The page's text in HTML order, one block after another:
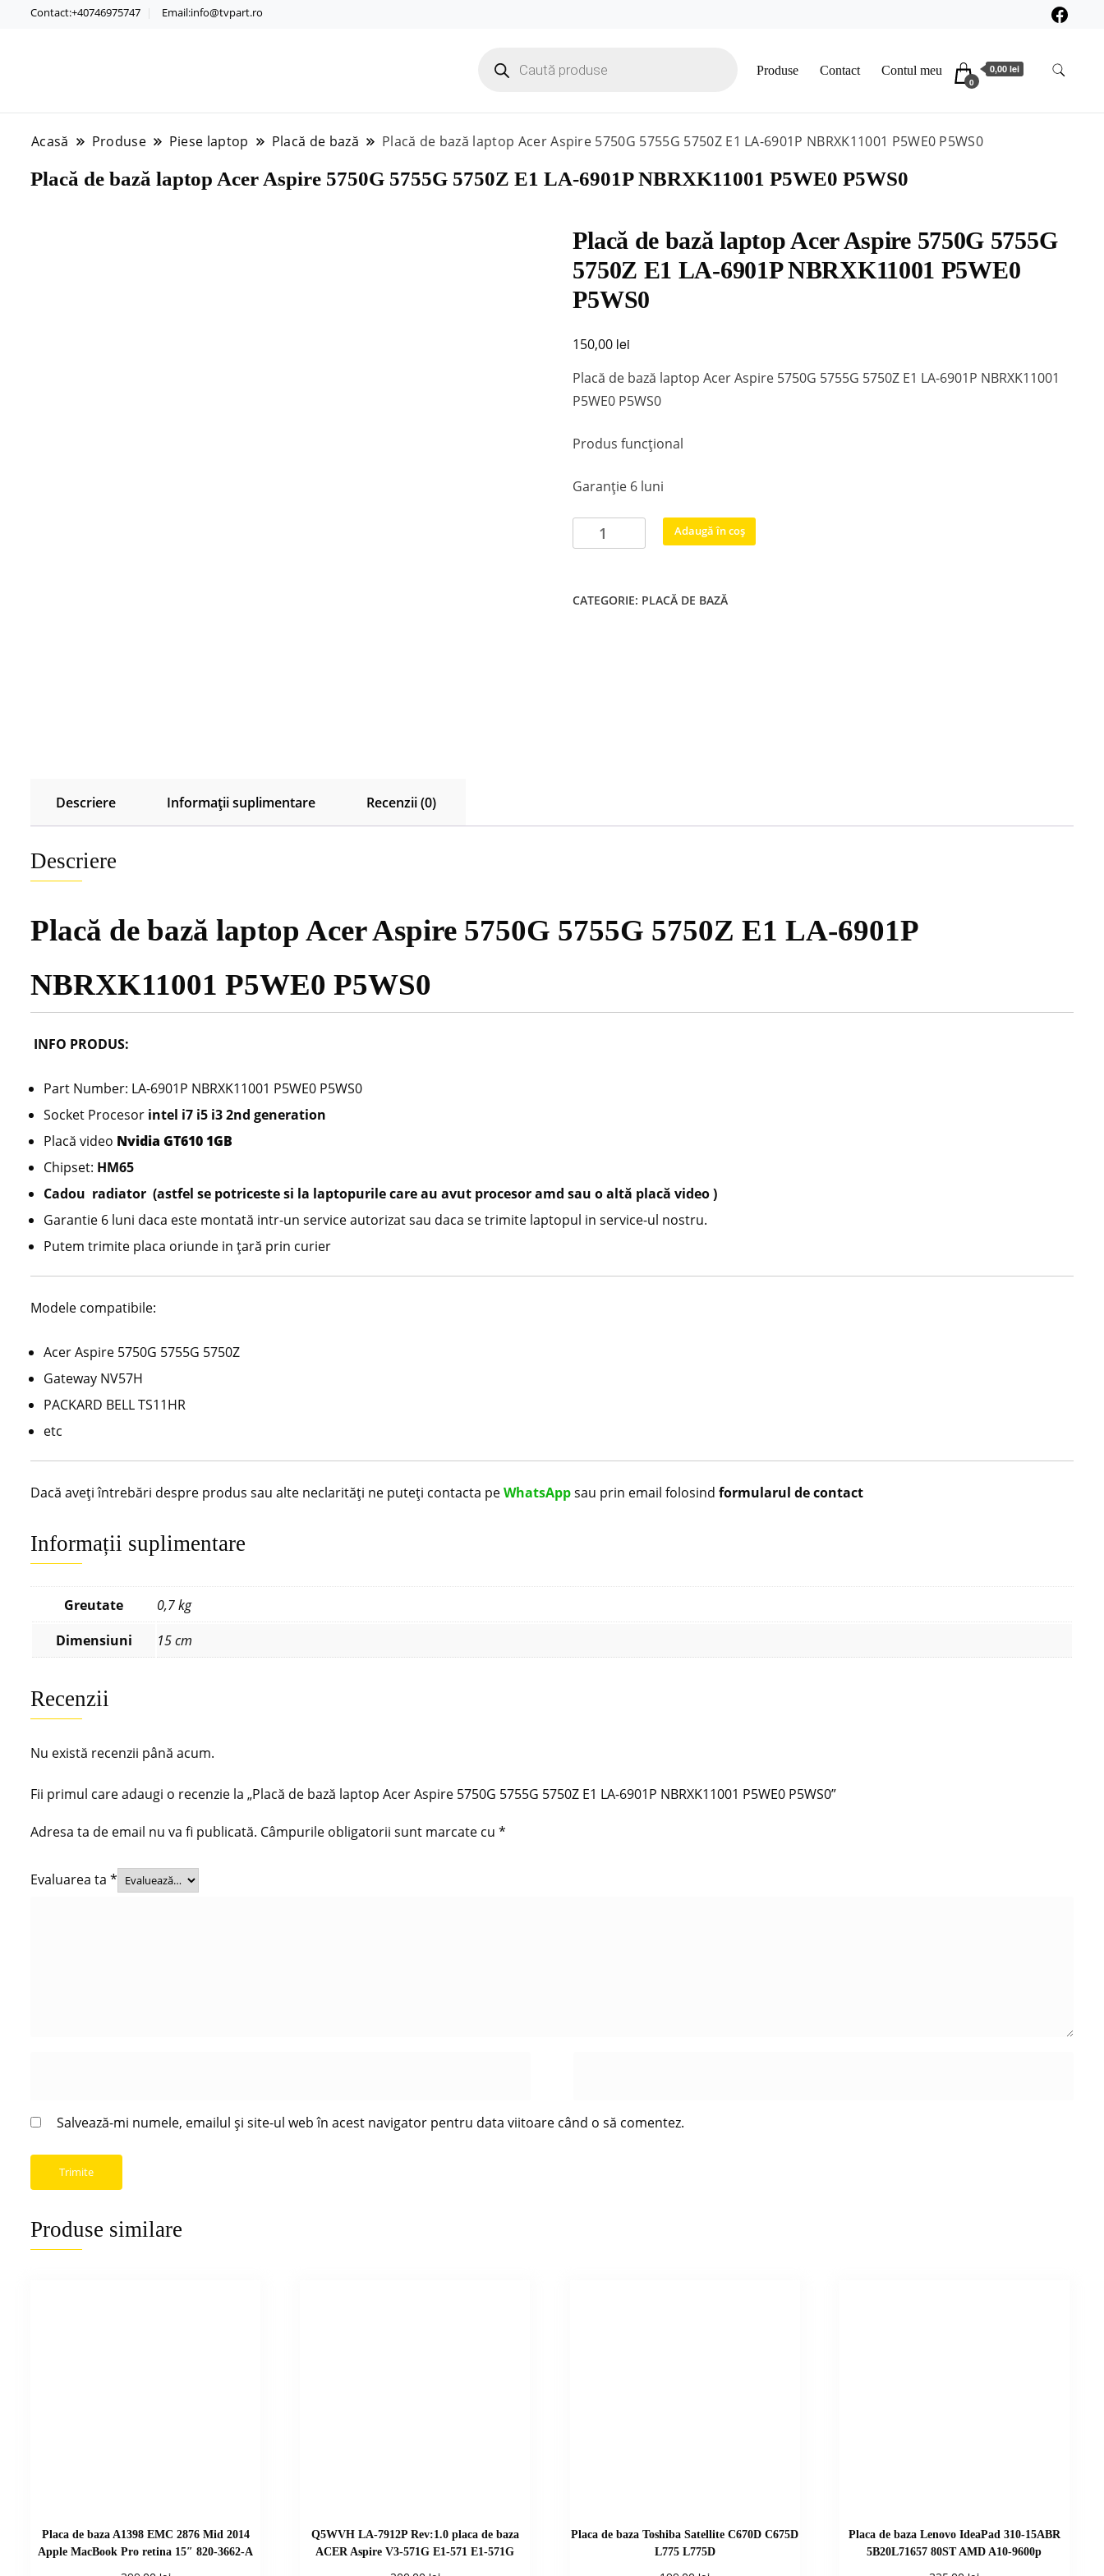
Contact:+40746975747 Email:info@tvpart.ro
search Produse Contact Contul meu
0
0,00 lei
Acasă Produse Piese laptop Placă de bază Placă de bază laptop Acer Aspire 5750G 5755G 5750Z E1 LA-6901P NBRXK11001 P5WE0 P5WS0
Placă de bază laptop Acer Aspire 5750G 5755G 5750Z E1 LA-6901P NBRXK11001 P5WE0 P5WS0
Placă de bază laptop Acer Aspire 5750G 5755G
5750Z E1 LA-6901P NBRXK11001 P5WE0
P5WS0
150,00 lei
Placă de bază laptop Acer Aspire 5750G 5755G 5750Z E1 LA-6901P NBRXK11001
P5WE0 P5WS0
Produs funcțional
Garanție 6 luni
Cantitate
Placă
laptop
P5WS0
Adaugă în coș
CATEGORIE: PLACĂ DE BAZĂ
Descriere Informații suplimentare Recenzii (0)
Descriere
Placă de bază laptop Acer Aspire 5750G 5755G 5750Z E1 LA-6901P
NBRXK11001 P5WE0 P5WS0
INFO PRODUS:
Part Number: LA-6901P NBRXK11001 P5WE0 P5WS0
Socket Procesor intel i7 i5 i3 2nd generation
Placă video Nvidia GT610 1GB
Chipset: HM65
Cadou radiator (astfel se potriceste si la laptopurile care au avut procesor amd sau o altă placă video )
Garantie 6 luni daca este montată intr-un service autorizat sau daca se trimite laptopul in service-ul nostru.
Putem trimite placa oriunde in țară prin curier
Modele compatibile:
Acer Aspire 5750G 5755G 5750Z
Gateway NV57H
PACKARD BELL TS11HR
etc
Dacă aveți întrebări despre produs sau alte neclarități ne puteți contacta peWhatsAppsau prin email folosind formularul de contact
Informații suplimentare
Greutate
0,7 kg
Dimensiuni
15 cm
Recenzii
Nu există recenzii până acum.
Fii primul care adaugi o recenzie la „Placă de bază laptop Acer Aspire 5750G 5755G 5750Z E1 LA-6901P NBRXK11001 P5WE0 P5WS0”
Adresa ta de email nu va fi publicată. Câmpurile obligatorii sunt marcate cu *
Evaluarea ta *
Salvează-mi numele, emailul și site-ul web în acest navigator pentru data viitoare când o să comentez.
Produse similare
Placa de baza A1398 EMC 2876 Mid 2014
Apple MacBook Pro retina 15″ 820-3662-A
Q5WVH LA-7912P Rev:1.0 placa de baza
ACER Aspire V3-571G E1-571 E1-571G
Placa de baza Toshiba Satellite C670D C675D
L775 L775D
Placa de baza Lenovo IdeaPad 310-15ABR
5B20L71657 80ST AMD A10-9600p